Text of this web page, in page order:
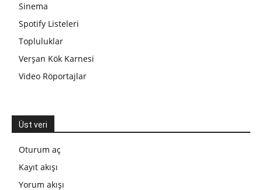
Sinema
Spotify Listeleri
Topluluklar
Verşan Kök Karnesi
Video Röportajlar
Üst veri
Oturum aç
Kayıt akışı
Yorum akışı